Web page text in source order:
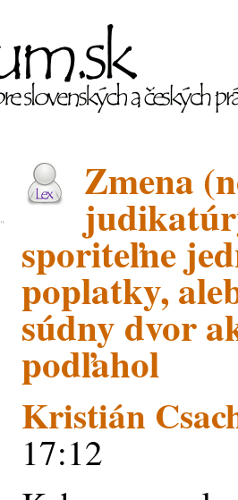
Zmena
sporiteľne
poplatky,
súdny dvor
podľahol
Kristián
17:12